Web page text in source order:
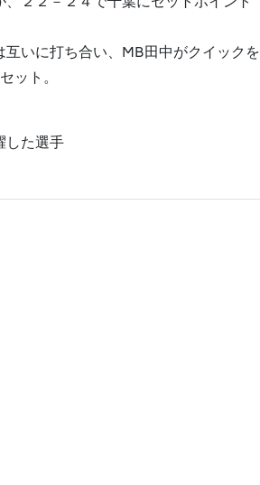
いに打ち合い、MB田中がクイックを
ット。
た選手